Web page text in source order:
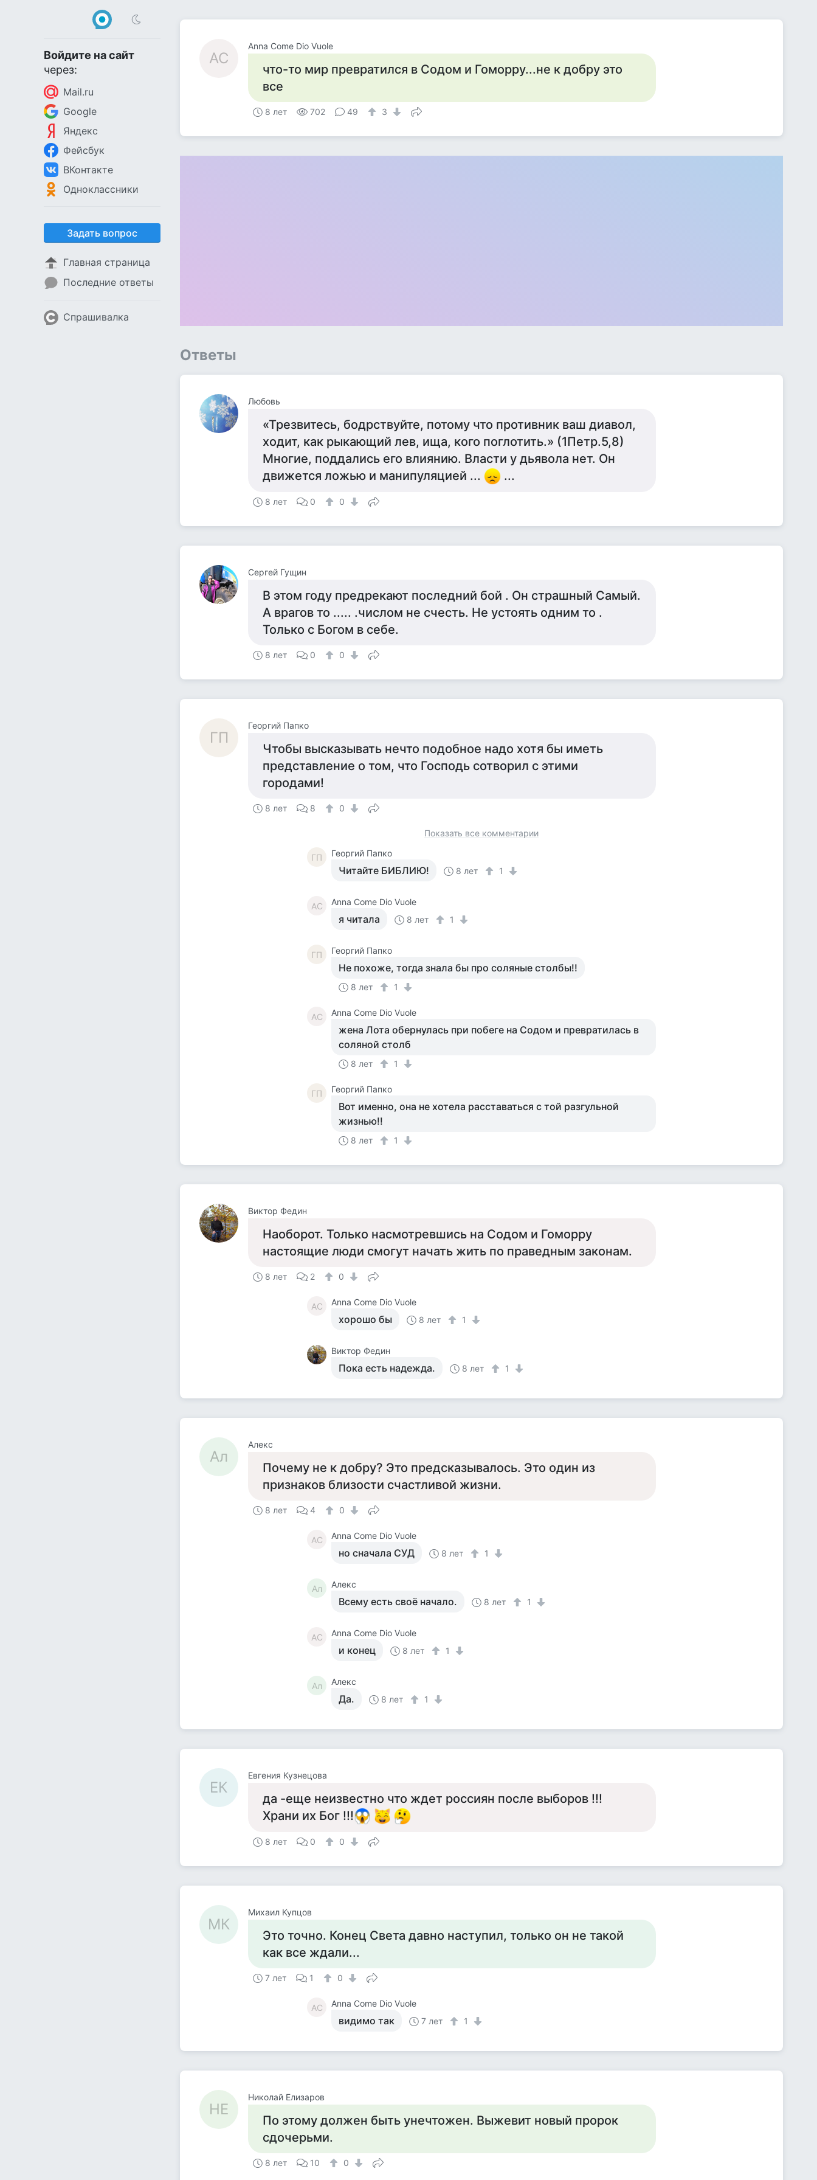
Войдите на сайт
через:
Mail.ru
Google
Яндекс
Фейсбук
ВКонтакте
Одноклассники
Задать вопрос
Главная страница
Последние ответы
Спрашивалка
AC
Anna Come Dio Vuole
что-то мир превратился в Содом и Гоморру...не к добру это
все
8 лет 702 49 3
Ответы
Любовь
«Трезвитесь, бодрствуйте, потому что противник ваш диавол,
ходит, как рыкающий лев, ища, кого поглотить.» (1Петр.5,8)
Многие, поддались его влиянию. Власти у дьявола нет. Он
движется ложью и манипуляцией ...
...
8 лет 0 0
Сергей Гущин
В этом году предрекают последний бой . Он страшный Самый.
А врагов то ..... .числом не счесть. Не устоять одним то .
Только с Богом в себе.
8 лет 0 0
ГП
Георгий Папко
Чтобы высказывать нечто подобное надо хотя бы иметь
представление о том, что Господь сотворил с этими
городами!
8 лет 8 0
Показать все комментарии
ГП Георгий Папко
Читайте БИБЛИЮ! 8 лет 1
AC Anna Come Dio Vuole
я читала 8 лет 1
ГП Георгий Папко
Не похоже, тогда знала бы про соляные столбы!!
8 лет 1
AC Anna Come Dio Vuole
жена Лота обернулась при побеге на Содом и превратилась в
соляной столб
8 лет 1
ГП Георгий Папко
Вот именно, она не хотела расставаться с той разгульной
жизнью!!
8 лет 1
Виктор Федин
Наоборот. Только насмотревшись на Содом и Гоморру
настоящие люди смогут начать жить по праведным законам.
8 лет 2 0
AC Anna Come Dio Vuole
хорошо бы 8 лет 1
Виктор Федин
Пока есть надежда. 8 лет 1
Ал
Алекс
Почему не к добру? Это предсказывалось. Это один из
признаков близости счастливой жизни.
8 лет 4 0
AC Anna Come Dio Vuole
но сначала СУД 8 лет 1
Ал Алекс
Всему есть своё начало. 8 лет 1
AC Anna Come Dio Vuole
и конец 8 лет 1
Ал Алекс
Да. 8 лет 1
ЕК
Евгения Кузнецова
да -еще неизвестно что ждет россиян после выборов !!!
Храни их Бог !!!
8 лет 0 0
МК
Михаил Купцов
Это точно. Конец Света давно наступил, только он не такой
как все ждали...
7 лет 1 0
AC Anna Come Dio Vuole
видимо так 7 лет 1
НЕ
Николай Елизаров
По этому должен быть унечтожен. Выжевит новый пророк
сдочерьми.
8 лет 10 0